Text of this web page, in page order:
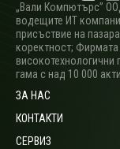
„Вали Компютърс”
водещите ИТ
присъствие на
коректност;
високотехнологични
гама с над 10 000
ЗА НАС
КОНТАКТИ
СЕРВИЗ